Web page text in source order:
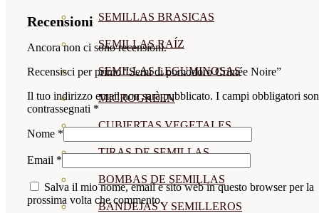
SEMILLAS BRASICAS
SEMILLAS RAÍZ
SEMILLAS LEGUMINOSAS
MICROGREEN
CUBIERTAS VEGETALES
TIRAS DE SEMILLAS
BOMBAS DE SEMILLAS
BANDEJAS Y SEMILLEROS
Recensioni
Ancora non ci sono recensioni.
Recensisci per primo “Semi di pomodoro Crimée Noire”
Il tuo indirizzo email non sarà pubblicato. I campi obbligatori
contrassegnati *
Nome *
Email *
Salva il mio nome, email e sito web in questo browser per la
prossima volta che commento.